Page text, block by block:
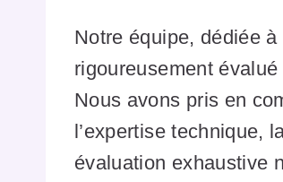
Notre équipe, dédiée
rigoureusement
Nous avons pris en
l’expertise technique,
évaluation exhaustive